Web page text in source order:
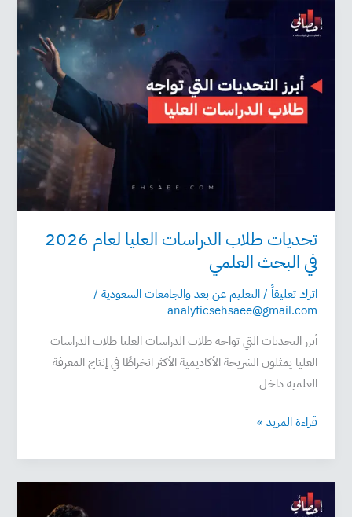
تحديات طلاب الدراسات العليا لعام 2026
في البحث العلمي
اترك تعليقاً /التعليم عن بعد والجامعات السعودية /
analyticsehsaee@gmail.com
أبرز التحديات التي تواجه طلاب الدراسات العليا طلاب الدراسات
العليا يمثلون الشريحة الأكاديمية الأكثر انخراطًا في إنتاج المعرفة
العلمية داخل
تحديات
طلاب
العليا
لعام
2026
قراءة المزيد »
إدارة
الجلسات